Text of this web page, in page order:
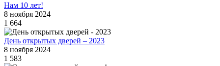
Нам 10 лет!
8 ноября 2024
1 664
День открытых дверей – 2023
8 ноября 2024
1 583